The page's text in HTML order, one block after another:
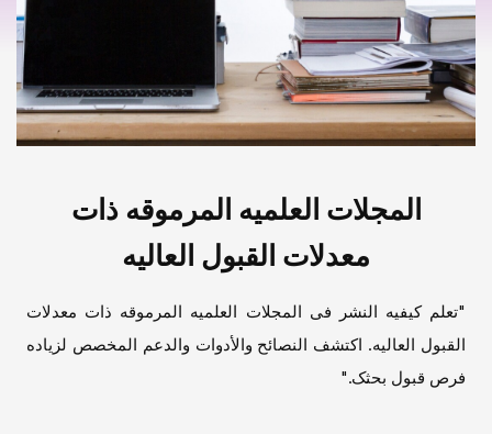
المجلات العلمیه المرموقه ذات
معدلات القبول العالیه
"تعلم کیفیه النشر فی المجلات العلمیه المرموقه ذات معدلات
القبول العالیه. اکتشف النصائح والأدوات والدعم المخصص لزیاده
فرص قبول بحثک."